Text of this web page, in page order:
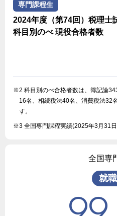
専門課程生
2024年度（第74回）税理士
科目別のべ 現役合格者数
※2 科目別のべ合格者数は、簿記論
16名、相続税法40名、消費税法32
す。
※3 全国専門課程実績(2025年3月31
全国専
就